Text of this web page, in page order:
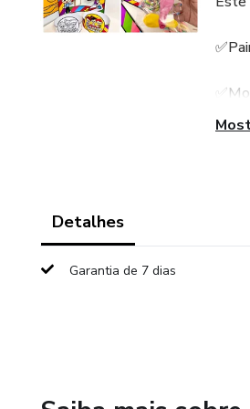
Detalhes
Garantia de 7 dias